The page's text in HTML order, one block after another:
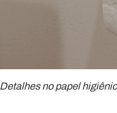
Detalhes no papel